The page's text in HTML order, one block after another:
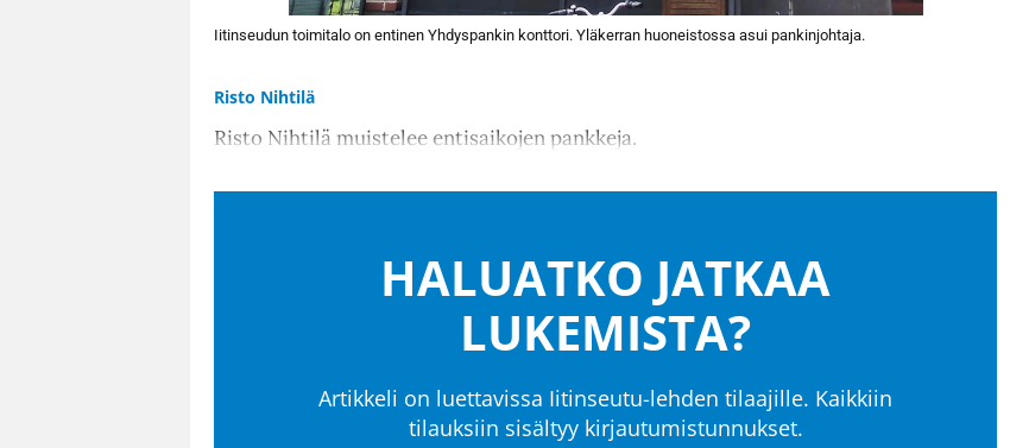
Iitinseudun toimitalo on entinen Yhdyspankin konttori. Yläkerran huoneistossa asui pankinjohtaja.
Risto Nihtilä
Risto Nihtilä muistelee entisaikojen pankkeja.
HALUATKO JATKAA
LUKEMISTA?
Artikkeli on luettavissa Iitinseutu-lehden tilaajille. Kaikkiin
tilauksiin sisältyy kirjautumistunnukset.